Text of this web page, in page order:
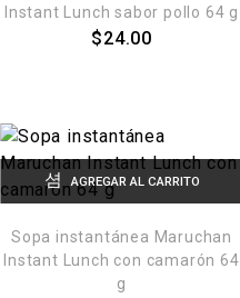
Instant Lunch sabor pollo 64 g
$24.00
AGREGAR AL CARRITO
Sopa instantánea Maruchan
Instant Lunch con camarón 64
g